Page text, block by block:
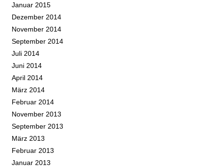
Januar 2015
Dezember 2014
November 2014
September 2014
Juli 2014
Juni 2014
April 2014
März 2014
Februar 2014
November 2013
September 2013
März 2013
Februar 2013
Januar 2013